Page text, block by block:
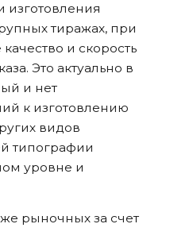
изготовления
тиражах, при
и скорость
Это актуально в
и нет
к изготовлению
видов
типографии
уровне и
рыночных за счет